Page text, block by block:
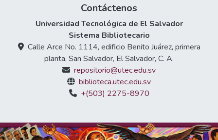
Contáctenos
Universidad Tecnológica de El Salvador
Sistema Bibliotecario
Calle Arce No. 1114, edificio Benito Juárez, primera
planta, San Salvador, El Salvador, C. A.
repositorio@utec.edu.sv
biblioteca.utec.edu.sv
+(503) 2275-8970